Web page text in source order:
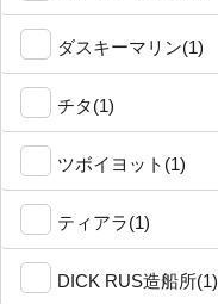
ダスキーマリン(1)
チタ(1)
ツボイヨット(1)
ティアラ(1)
DICK RUS造船所(1)